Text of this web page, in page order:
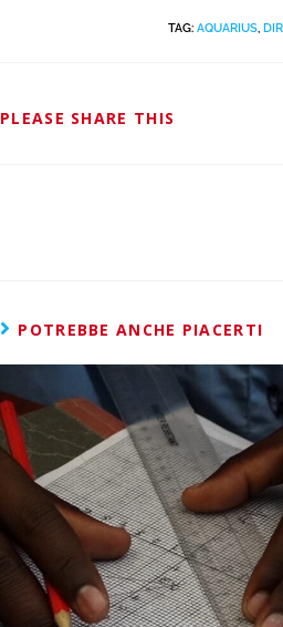
TAG: AQUARIUS,
PLEASE SHARE THIS
POTREBBE ANCHE PIACERTI